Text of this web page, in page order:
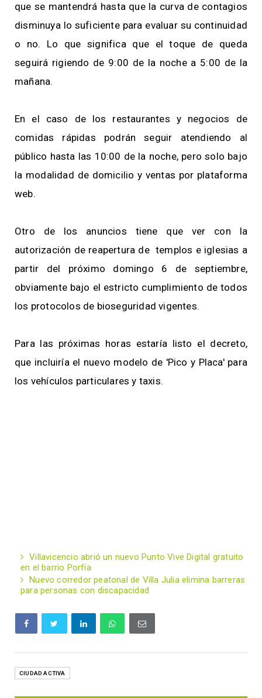
que se mantendrá hasta que la curva de contagios
disminuya lo suficiente para evaluar su continuidad
o no. Lo que significa que el toque de queda
seguirá rigiendo de 9:00 de la noche a 5:00 de la
mañana.
En el caso de los restaurantes y negocios de
comidas rápidas podrán seguir atendiendo al
público hasta las 10:00 de la noche, pero solo bajo
la modalidad de domicilio y ventas por plataforma
web.
Otro de los anuncios tiene que ver con la
autorización de reapertura de templos e iglesias a
partir del próximo domingo 6 de septiembre,
obviamente bajo el estricto cumplimiento de todos
los protocolos de bioseguridad vigentes.
Para las próximas horas estaría listo el decreto,
que incluiría el nuevo modelo de 'Pico y Placa' para
los vehículos particulares y taxis.
Villavicencio abrió un nuevo Punto Vive Digital gratuito
en el barrio Porfía
Nuevo corredor peatonal de Villa Julia elimina barreras
para personas con discapacidad
CIUDAD ACTIVA